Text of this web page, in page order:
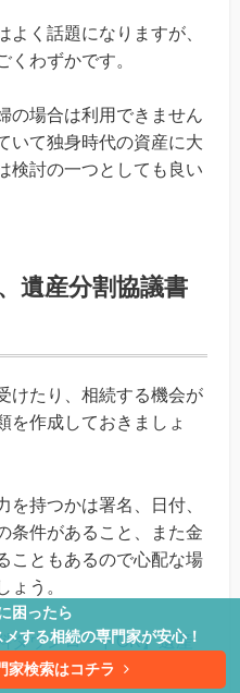
く話題になりますが、
くわずかです。
の場合は利用できません
いて独身時代の資産に大
検討の一つとしても良い
遺産分割協議書
けたり、相続する機会が
を作成しておきましょ
持つかは署名、日付、
条件があること、また金
こともあるので心配な場
ょう。
ダウンロードOK】遺産
も併せてご参照くださ
困ったら
する相続の専門家が安心！
家検索はコチラ